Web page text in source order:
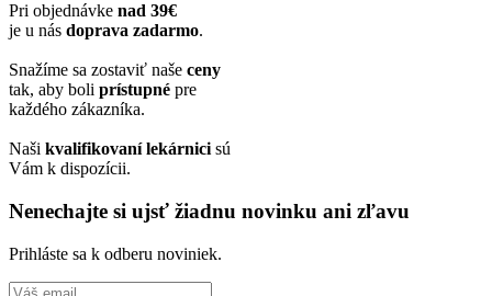
Pri objednávke nad 39€
je u nás doprava zadarmo.
Snažíme sa zostaviť naše ceny
tak, aby boli prístupné pre
každého zákazníka.
Naši kvalifikovaní lekárnici sú
Vám k dispozícii.
Nenechajte si ujsť žiadnu novinku ani zľavu
Prihláste sa k odberu noviniek.